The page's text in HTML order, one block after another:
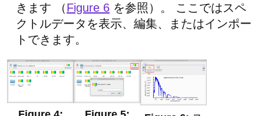
きます （Figure 6 を参照）。 ここではスペ
クトルデータを表示、編集、またはインポー
トできます。